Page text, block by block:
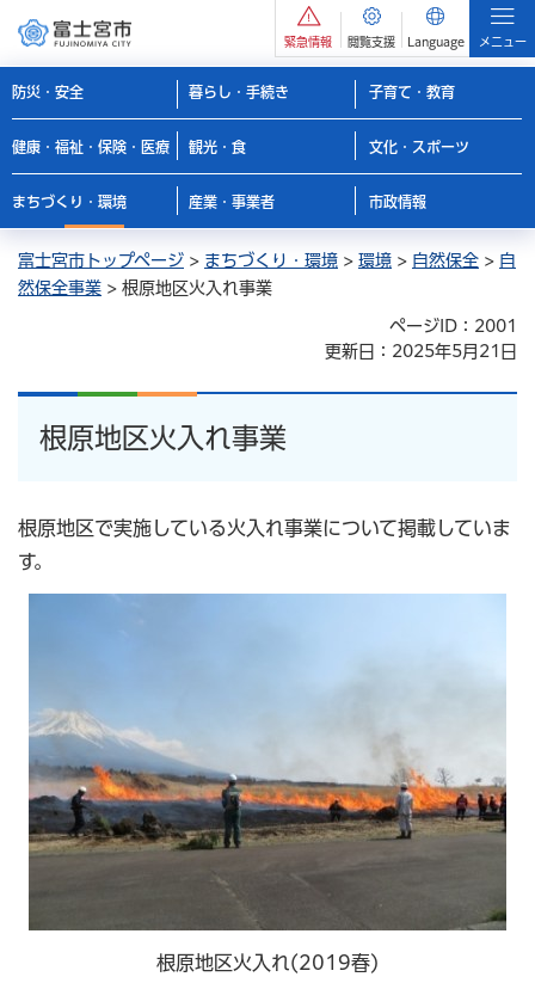
緊急情報 閲覧支援 Language メニュー
防災・安全 暮らし・手続き 子育て・教育
健康・福祉・保険・医療 観光・食 文化・スポーツ
まちづくり・環境 産業・事業者 市政情報
富士宮市トップページ > まちづくり・環境 > 環境 > 自然保全 > 自
然保全事業 > 根原地区火入れ事業
ページID：2001
更新日：2025年5月21日
根原地区火入れ事業
根原地区で実施している火入れ事業について掲載していま
す。
根原地区火入れ(2019春)